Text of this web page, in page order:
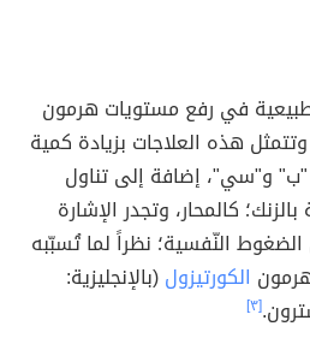
في رفع مستويات هرمون
هذه العلاجات بزيادة كمية
"ب" و"سي"، إضافة إلى تناول
كالمحار، وتجدر الإشارة
النّفسية؛ نظراً لما تُسبّبه
الكورتيزول(بالإنجليزية:
[٣]